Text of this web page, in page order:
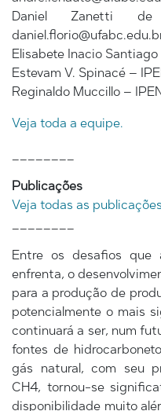
Daniel Zanetti
Elisabete Inacio
Estevam V. Spinacé –
Reginaldo Muccillo –
Veja toda a equipe.
Publicações
Veja todas as
Entre os desafios que
enfrenta, o
​​para a produção de
potencialmente o mais
continuará a ser, num
fontes de
gás natural, com seu
CH4, tornou-se
disponibilidade muito